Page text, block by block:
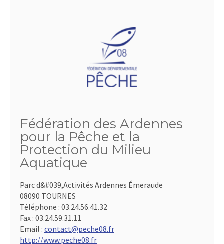
Fédération des Ardennes
pour la Pêche et la
Protection du Milieu
Aquatique
Parc d&#039,Activités Ardennes Émeraude
08090 TOURNES
Téléphone : 03.24.56.41.32
Fax : 03.24.59.31.11
Email : contact@peche08.fr
http://www.peche08.fr